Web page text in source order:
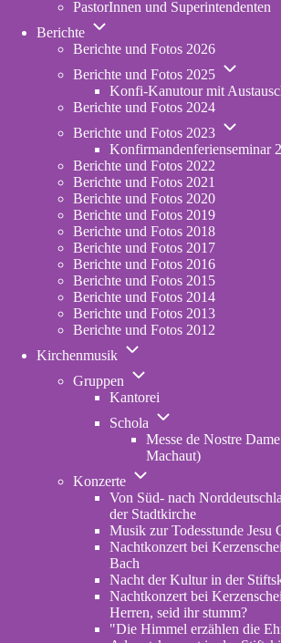
new
PastorInnen und Superintendenten
Berichte
Unternavigation
Berichte
Berichte und Fotos 2026
Berichte und Fotos 2025
Berichte
Fotos
2025
Konfi-Kanutour mit
Berichte und Fotos 2024
Berichte und Fotos 2023
Berichte
Konfirmandenferienseminar
Berichte und Fotos 2022
Berichte und Fotos 2021
Berichte und Fotos 2020
Berichte und Fotos 2019
Berichte und Fotos 2018
Berichte und Fotos 2017
Berichte und Fotos 2016
Berichte und Fotos 2015
Berichte und Fotos 2014
Berichte und Fotos 2013
Berichte und Fotos 2012
Kirchenmusik
Unternavigation
Kirchenmusik
Gruppen
Unternavigation
Gruppen
Kantorei
Schola
Unternavigation
Schola
Messe de Nostre
Machaut)
Konzerte
Unternavigation
Konzerte
Von Süd- nach
der Stadtkirche
Musik zur Todesstunde Jesu
Nachtkonzert bei
Bach
Nacht der Kultur in der
Nachtkonzert bei
Herren, seid ihr stumm?
"Die Himmel erzählen die